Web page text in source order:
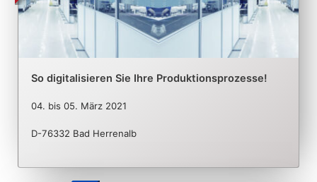
So digitalisieren Sie Ihre Produktionsprozesse!
04. bis 05. März 2021
D-76332 Bad Herrenalb